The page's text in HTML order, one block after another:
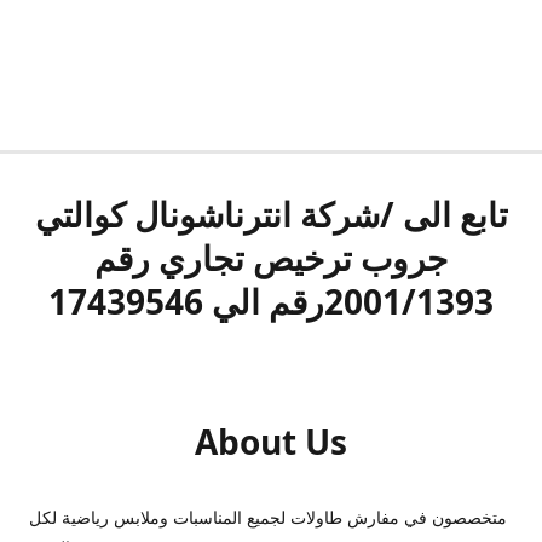
تابع الى /شركة انترناشونال كوالتي
جروب ترخيص تجاري رقم
2001/1393رقم الي 17439546
About Us
متخصصون في مفارش طاولات لجميع المناسبات وملابس رياضية لكل